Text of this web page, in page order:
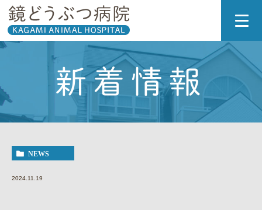
新着情報
NEWS
2024.11.19